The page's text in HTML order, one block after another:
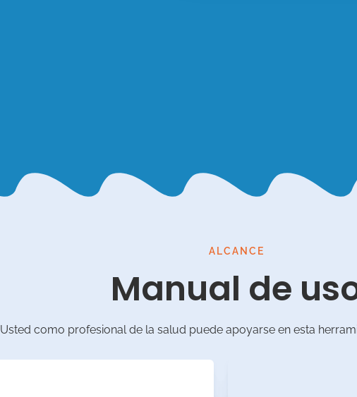
ALCANCE
Manual de
Usted como profesional de la salud puede apoyarse en esta